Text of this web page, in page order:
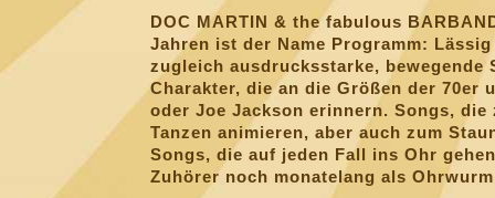
DOC MARTIN & the fabulous
Jahren ist der Name Programm:
zugleich ausdrucksstarke, bewegende
Charakter, die an die Größen der 70er
oder Joe Jackson erinnern. Songs,
Tanzen animieren, aber auch zum
Songs, die auf jeden Fall ins Ohr
Zuhörer noch monatelang als